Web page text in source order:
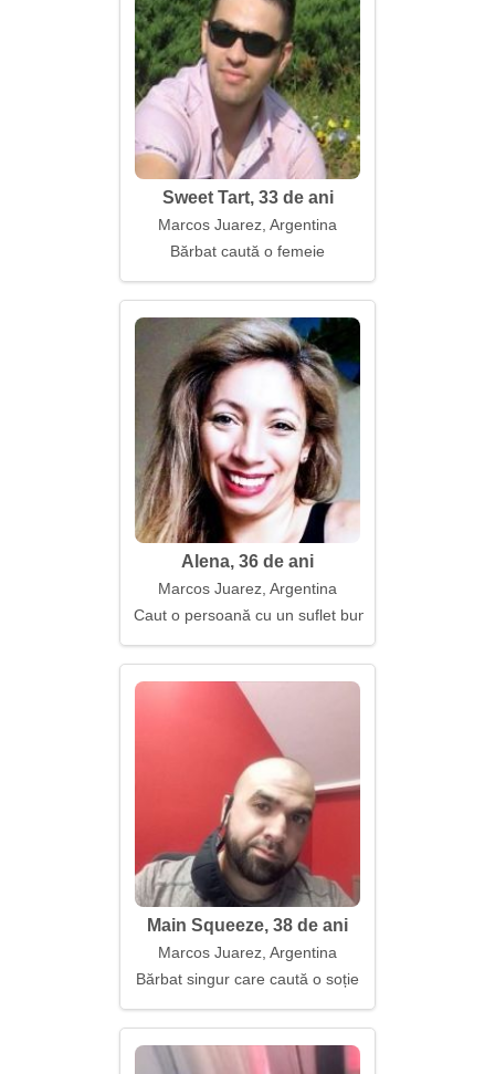
Sweet Tart, 33 de ani
Marcos Juarez, Argentina
Bărbat caută o femeie
Alena, 36 de ani
Marcos Juarez, Argentina
Caut o persoană cu un suflet bun
Main Squeeze, 38 de ani
Marcos Juarez, Argentina
Bărbat singur care caută o soție